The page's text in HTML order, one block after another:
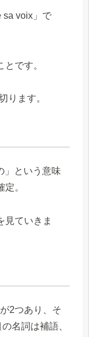
sa voix」で
とです。
ります。
」という意味
定。
見ていきま
2つあり、そ
名詞は補語、